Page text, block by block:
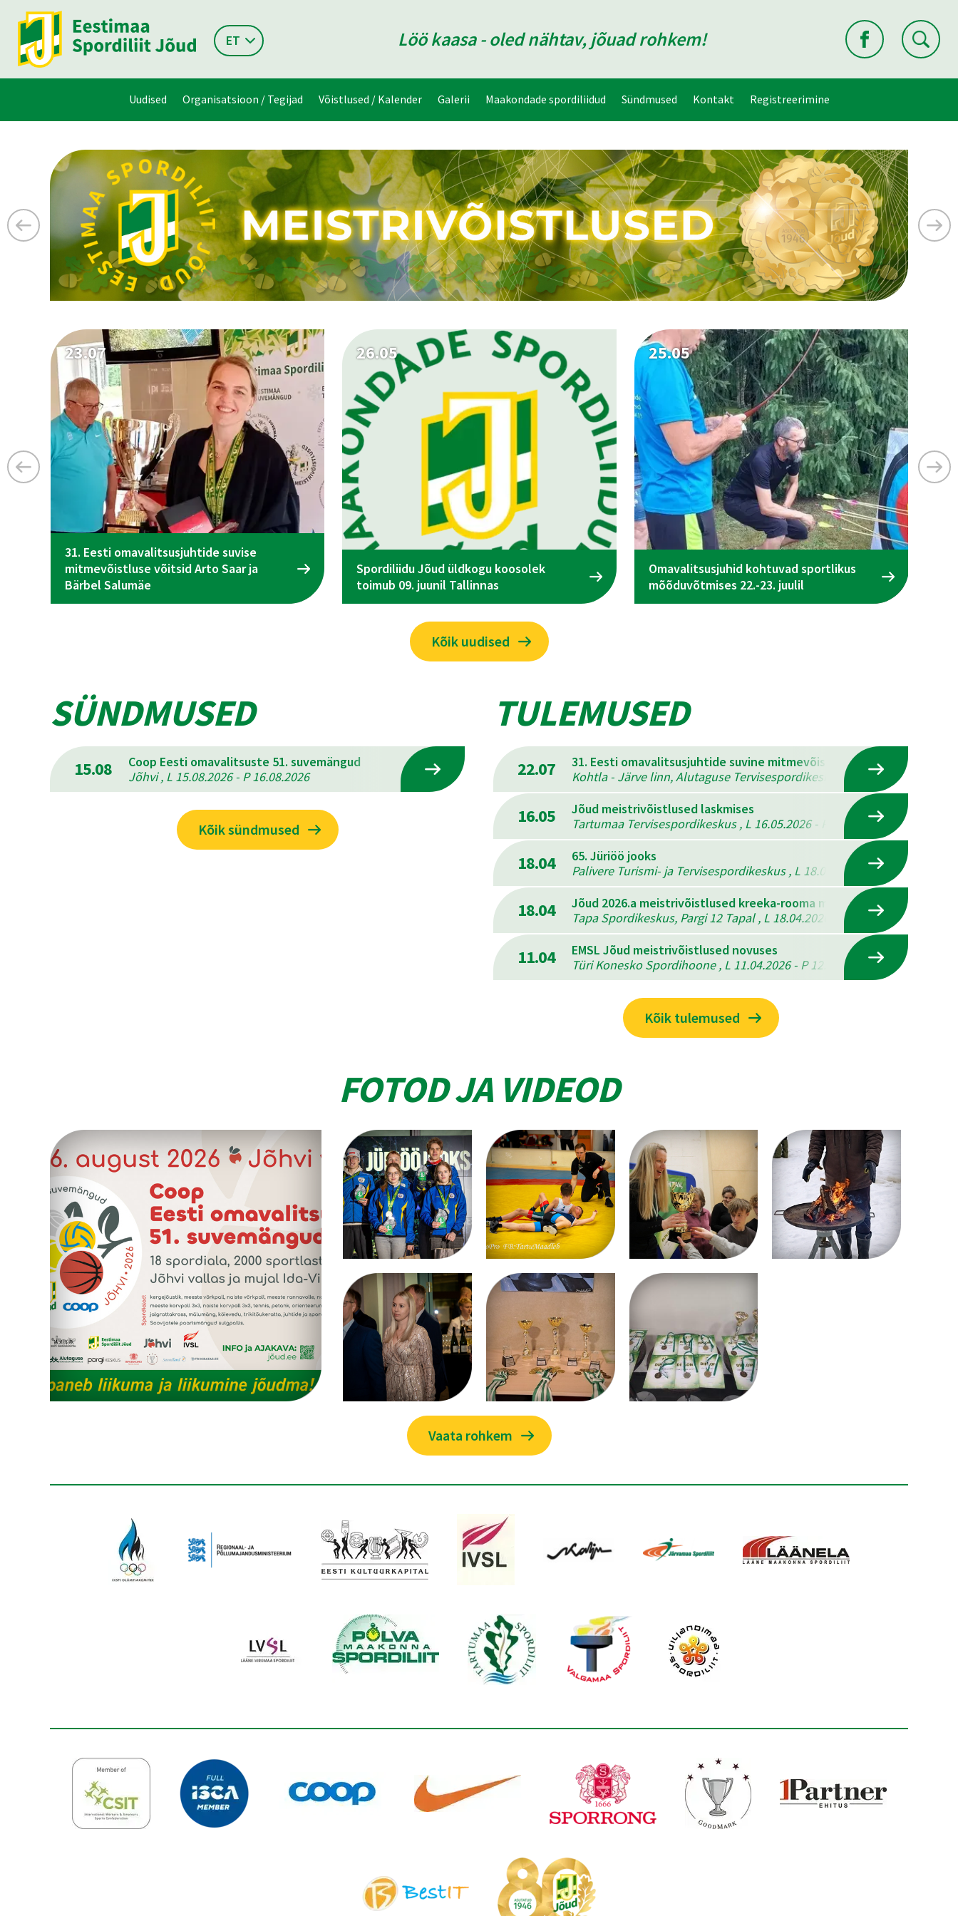
ET Löö kaasa - oled nähtav, jõuad rohkem!
Uudised Organisatsioon / Tegijad Võistlused / Kalender Galerii Maakondade spordiliidud Sündmused Kontakt Registreerimine
23.07
31. Eesti omavalitsusjuhtide suvise
mitmevõistluse võitsid Arto Saar ja
Bärbel Salumäe
26.05
Spordiliidu Jõud üldkogu koosolek
toimub 09. juunil Tallinnas
25.05
Omavalitsusjuhid kohtuvad sportlikus
mõõduvõtmises 22.-23. juulil
Kõik uudised
SÜNDMUSED
15.08
Coop Eesti omavalitsuste 51. suvemängud
Jõhvi , L 15.08.2026 - P 16.08.2026
Kõik sündmused
TULEMUSED
22.07
31. Eesti omavalitsusjuhtide suvine mitmevõistlus
Kohtla - Järve linn, Alutaguse Tervisespordikeskus , K 22.07.2026 - N
16.05
Jõud meistrivõistlused laskmises
Tartumaa Tervisespordikeskus , L 16.05.2026 - P 17.05.2026
18.04
65. Jüriöö jooks
Palivere Turismi- ja Tervisespordikeskus , L 18.04.2026 - P 19.04.2026
18.04
Jõud 2026.a meistrivõistlused kreeka-rooma maadluses,
Tapa Spordikeskus, Pargi 12 Tapal , L 18.04.2026
11.04
EMSL Jõud meistrivõistlused novuses
Türi Konesko Spordihoone , L 11.04.2026 - P 12.04.2026
Kõik tulemused
FOTOD JA VIDEOD
Vaata rohkem